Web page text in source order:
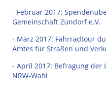
- Februar 2017:
Gemeinschaft Zündorf e.V.
- März 2017: Fahrradtour
Amtes für Straßen und
- April 2017: Befragung der
NRW-Wahl